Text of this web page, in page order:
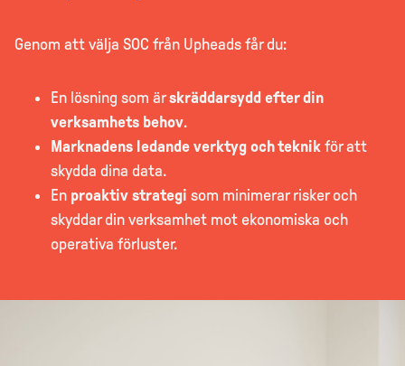
Genom att välja SOC från Upheads får du:
En lösning som ärskräddarsydd efter din
verksamhets behov.
Marknadens ledande verktyg och teknik för att
skydda dina data.
En proaktiv strategi som minimerar risker och
skyddar din verksamhet mot ekonomiska och
operativa förluster.